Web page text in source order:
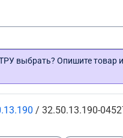
выбрать? Опишите товар
/ 32.50.13.190-